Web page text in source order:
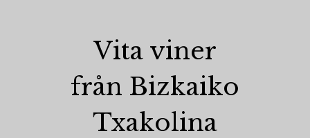
Vita viner
från Bizkaiko
Txakolina